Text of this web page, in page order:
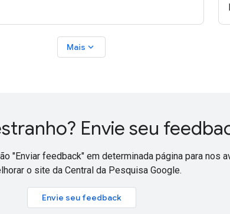
Mais expand_more
Envie seu
"Enviar feedback" em determinada página para nos
o site da Central da Pesquisa Google.
Envie seu feedback